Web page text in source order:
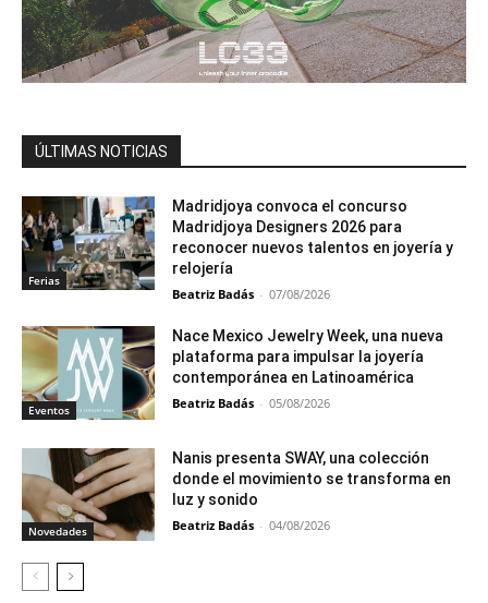
ÚLTIMAS NOTICIAS
Ferias
Madridjoya convoca el concurso
Madridjoya Designers 2026 para
reconocer nuevos talentos en joyería y
relojería
Beatriz Badás - 07/08/2026
Eventos
Nace Mexico Jewelry Week, una nueva
plataforma para impulsar la joyería
contemporánea en Latinoamérica
Beatriz Badás - 05/08/2026
Novedades
Nanis presenta SWAY, una colección
donde el movimiento se transforma en
luz y sonido
Beatriz Badás - 04/08/2026